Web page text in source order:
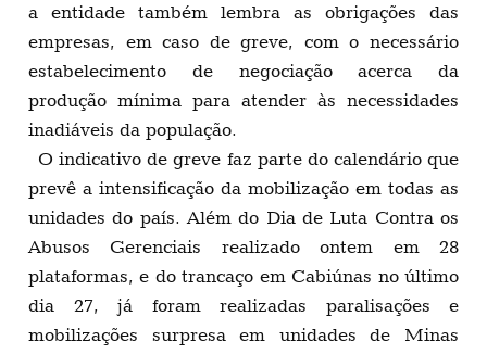
a entidade também lembra as obrigações das
empresas, em caso de greve, com o necessário
estabelecimento de negociação acerca da
produção mínima para atender às necessidades
inadiáveis da população.
O indicativo de greve faz parte do calendário que
prevê a intensificação da mobilização em todas as
unidades do país. Além do Dia de Luta Contra os
Abusos Gerenciais realizado ontem em 28
plataformas, e do trancaço em Cabiúnas no último
dia 27, já foram realizadas paralisações e
mobilizações surpresa em unidades de Minas